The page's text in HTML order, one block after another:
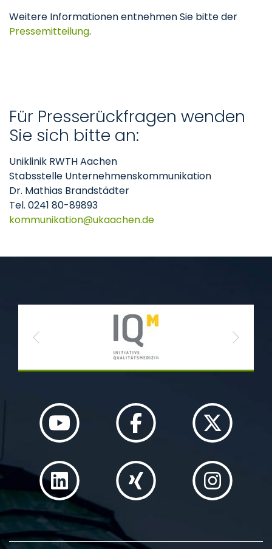
Weitere Informationen entnehmen Sie bitte der
Pressemitteilung.
Für Presserückfragen wenden
Sie sich bitte an:
Uniklinik RWTH Aachen
Stabsstelle Unternehmenskommunikation
Dr. Mathias Brandstädter
Tel. 0241 80-89893
kommunikation
ukaachende
Previous Next